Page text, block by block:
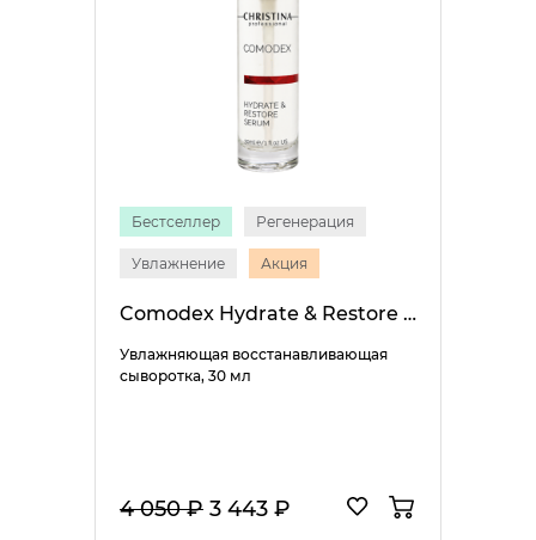
Бестселлер Регенерация
Увлажнение Акция
Comodex Hydrate & Restore Serum
Увлажняющая восстанавливающая
сыворотка, 30 мл
4 050 ₽ 3 443 ₽